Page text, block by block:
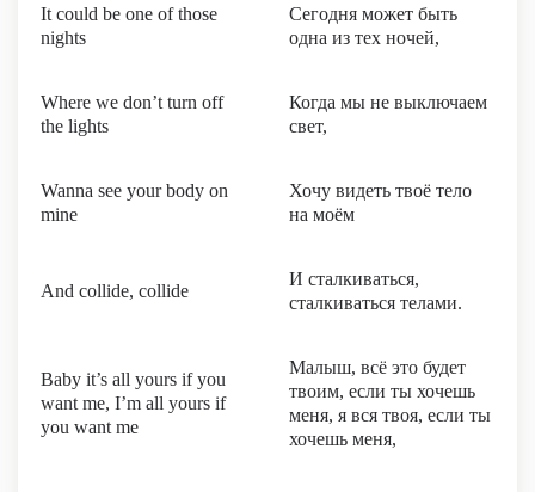
It could be one of those
nights
Сегодня может быть
одна из тех ночей,
Where we don’t turn off
the lights
Когда мы не выключаем
свет,
Wanna see your body on
mine
Хочу видеть твоё тело
на моём
And collide, collide
И сталкиваться,
сталкиваться телами.
Baby it’s all yours if you
want me, I’m all yours if
you want me
Малыш, всё это будет
твоим, если ты хочешь
меня, я вся твоя, если ты
хочешь меня,